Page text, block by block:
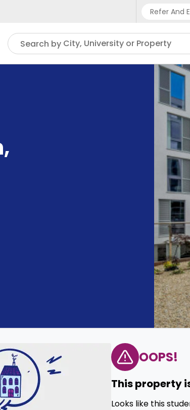
Refer And
Search by City, University or Property
,
OOPS!
This property
Looks like this